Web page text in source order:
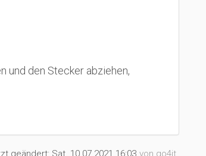
und den Stecker abziehen,
geändert: Sat. 10.07.2021 16:03 von go4it